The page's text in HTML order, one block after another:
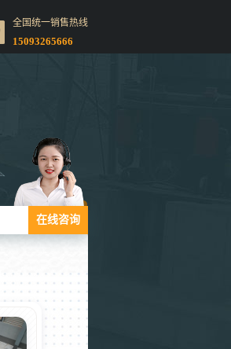
全国统一销售热线
15093265666
在线咨询